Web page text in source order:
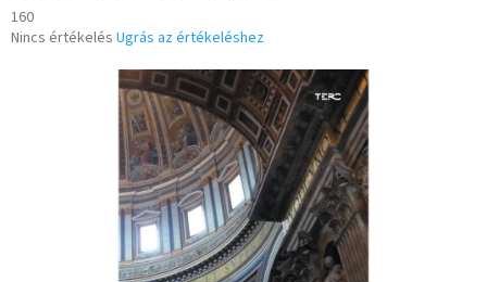
160
A
Nincs értékelés Ugrás az értékeléshez